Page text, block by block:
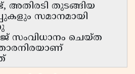
അതിരടി തുടങ്ങിയ
സമാനമായി
സംവിധാനം ചെയ്ത